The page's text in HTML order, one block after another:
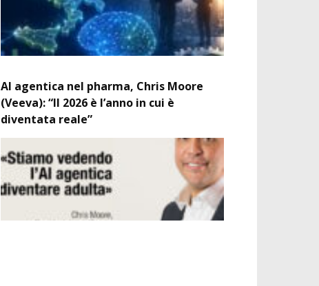
AI agentica nel pharma, Chris Moore
(Veeva): “Il 2026 è l’anno in cui è
diventata reale”